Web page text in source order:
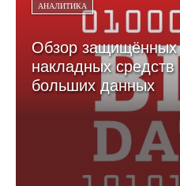
АНАЛИТИКА
Обзор
накладных средств
больших данных